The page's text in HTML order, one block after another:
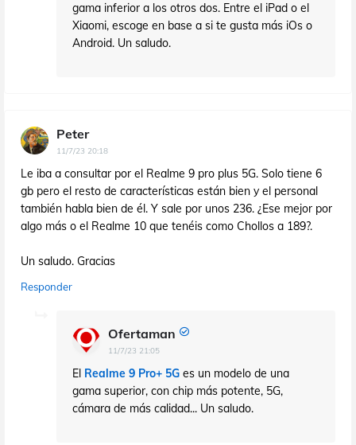
gama inferior a los otros dos. Entre el iPad o el
Xiaomi, escoge en base a si te gusta más iOs o
Android. Un saludo.
Peter
11/7/23 20:18
Le iba a consultar por el Realme 9 pro plus 5G. Solo tiene 6
gb pero el resto de características están bien y el personal
también habla bien de él. Y sale por unos 236. ¿Ese mejor por
algo más o el Realme 10 que tenéis como Chollos a 189?.
Un saludo. Gracias
Responder
Ofertaman
11/7/23 21:05
El Realme 9 Pro+ 5G es un modelo de una
gama superior, con chip más potente, 5G,
cámara de más calidad... Un saludo.